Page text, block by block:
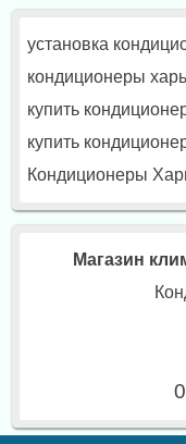
установка
кондиционеры
купить
купить
Кондиционеры
Магазин